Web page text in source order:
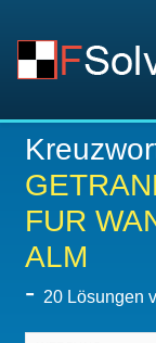
FUR
ALM
- 20 Lösungen